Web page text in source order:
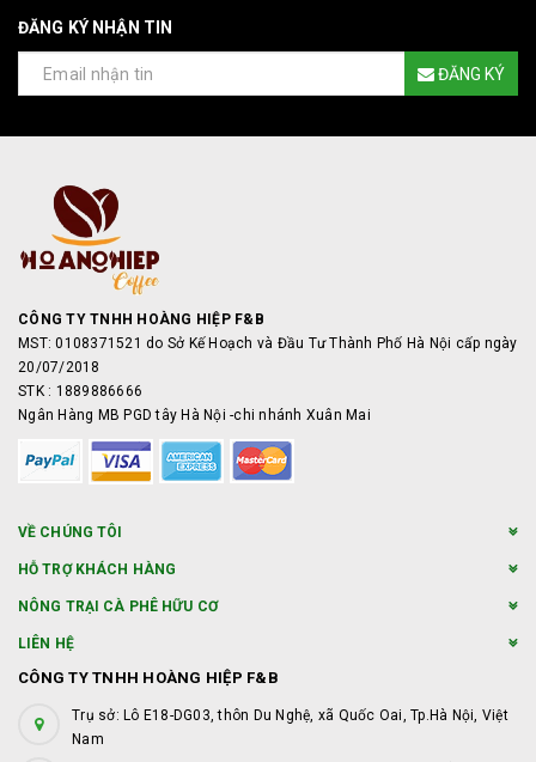
ĐĂNG KÝ NHẬN TIN
ĐĂNG KÝ
CÔNG TY TNHH HOÀNG HIỆP F&B
MST: 0108371521 do Sở Kế Hoạch và Đầu Tư Thành Phố Hà Nội cấp ngày
20/07/2018
STK : 1889886666
Ngân Hàng MB PGD tây Hà Nội -chi nhánh Xuân Mai
VỀ CHÚNG TÔI
HỖ TRỢ KHÁCH HÀNG
NÔNG TRẠI CÀ PHÊ HỮU CƠ
LIÊN HỆ
CÔNG TY TNHH HOÀNG HIỆP F&B
Trụ sở: Lô E18-DG03, thôn Du Nghệ, xã Quốc Oai, Tp.Hà Nội, Việt
Nam